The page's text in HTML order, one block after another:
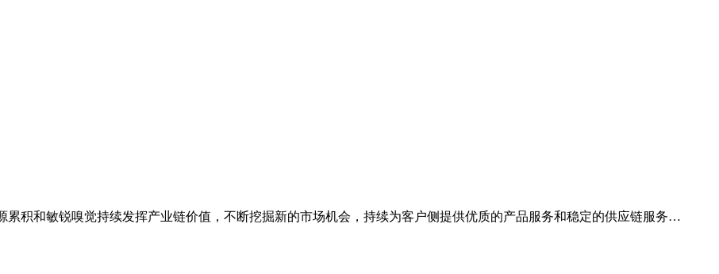
累积和敏锐嗅觉持续发挥产业链价值，不断挖掘新的市场机会，持续为客户侧提供优质的产品服务和稳定的供应链服务…